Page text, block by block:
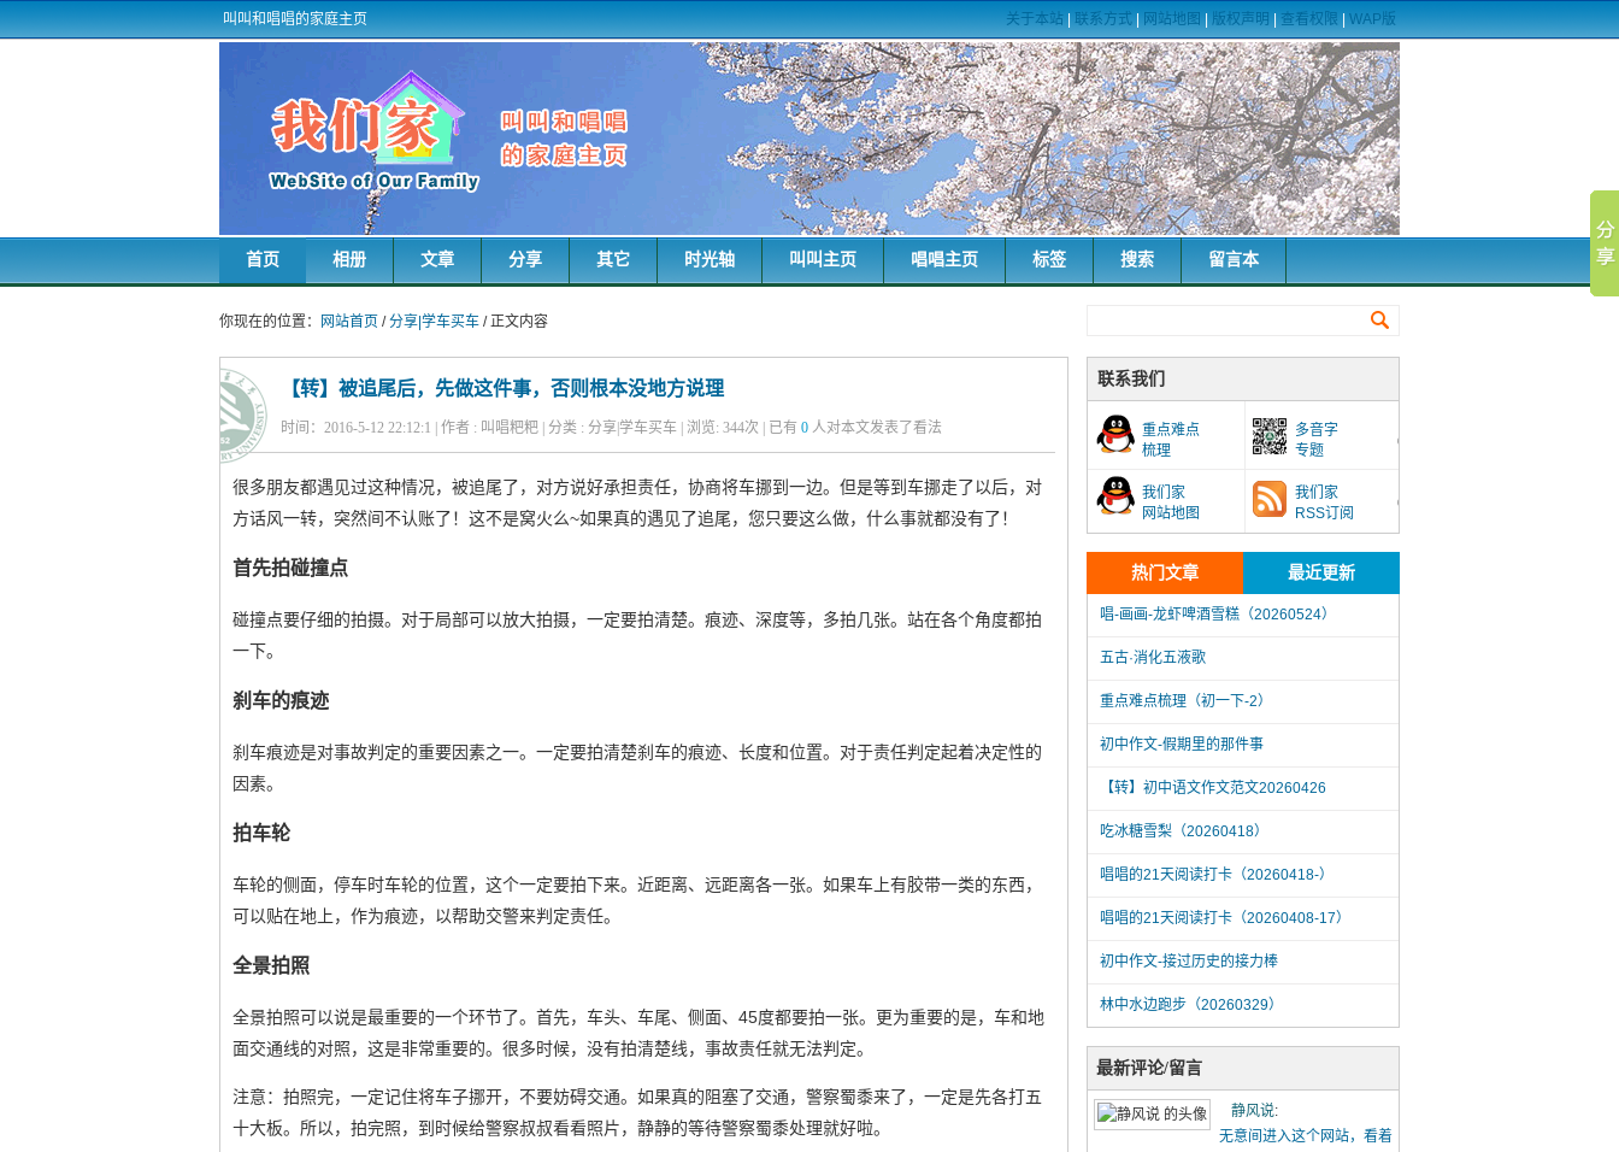
关于本站 联系方式 网站地图 版权声明 查看权限 WAP版
叫叫和唱唱的家庭主页
首页 相册 文章 分享 其它 时光轴 叫叫主页 唱唱主页 标签 搜索 留言本
你现在的位置： 网站首页 /分享|学车买车 / 正文内容
【转】被追尾后，先做这件事，否则根本没地方说理
时间：2016-5-12 22:12:1 | 作者 : 叫唱粑粑 | 分类 : 分享|学车买车 | 浏览: 344次 | 已有 0 人对本文发表了看法
很多朋友都遇见过这种情况，被追尾了，对方说好承担责任，协商将车挪到一边。但是等到车挪走了以后，对
方话风一转，突然间不认账了！这不是窝火么~如果真的遇见了追尾，您只要这么做，什么事就都没有了！
首先拍碰撞点
碰撞点要仔细的拍摄。对于局部可以放大拍摄，一定要拍清楚。痕迹、深度等，多拍几张。站在各个角度都拍
一下。
刹车的痕迹
刹车痕迹是对事故判定的重要因素之一。一定要拍清楚刹车的痕迹、长度和位置。对于责任判定起着决定性的
因素。
拍车轮
车轮的侧面，停车时车轮的位置，这个一定要拍下来。近距离、远距离各一张。如果车上有胶带一类的东西，
可以贴在地上，作为痕迹，以帮助交警来判定责任。
全景拍照
全景拍照可以说是最重要的一个环节了。首先，车头、车尾、侧面、45度都要拍一张。更为重要的是，车和地
面交通线的对照，这是非常重要的。很多时候，没有拍清楚线，事故责任就无法判定。
注意：拍照完，一定记住将车子挪开，不要妨碍交通。如果真的阻塞了交通，警察蜀黍来了，一定是先各打五
十大板。所以，拍完照，到时候给警察叔叔看看照片，静静的等待警察蜀黍处理就好啦。
联系我们
重点难点
梳理
多音字
专题
我们家
网站地图
我们家
RSS订阅
热门文章 最近更新
唱-画画-龙虾啤酒雪糕（20260524）
五古·消化五液歌
重点难点梳理（初一下-2）
初中作文-假期里的那件事
【转】初中语文作文范文20260426
吃冰糖雪梨（20260418）
唱唱的21天阅读打卡（20260418-）
唱唱的21天阅读打卡（20260408-17）
初中作文-接过历史的接力棒
林中水边跑步（20260329）
唱-画画-龙虾啤酒雪糕（20260524）
五古·消化五液歌
重点难点梳理（初一下-2）
最新评论/留言
静风说:
无意间进入这个网站，看着